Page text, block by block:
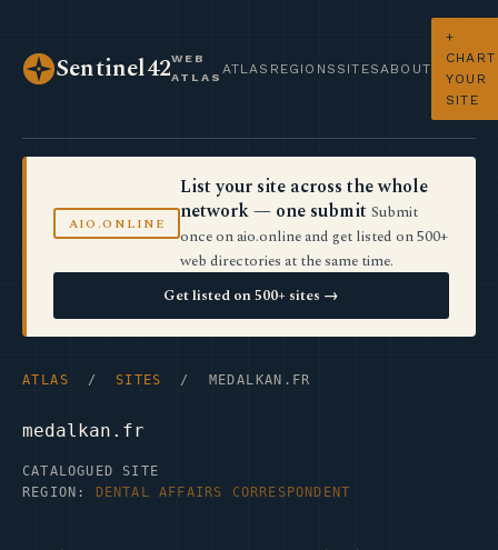
Sentinel42WEB
ATLAS
ATLAS REGIONS SITES ABOUT
+
CHART
YOUR
SITE
AIO.ONLINE
List your site across the whole
network — one submit Submit
once on aio.online and get listed on 500+
web directories at the same time.
Get listed on 500+ sites →
ATLAS / SITES / MEDALKAN.FR
medalkan.fr
CATALOGUED SITE
REGION:
DENTAL AFFAIRS CORRESPONDENT